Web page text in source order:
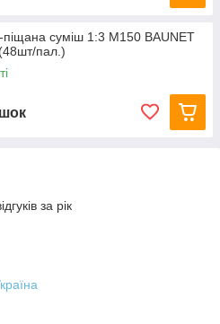
суміш 1:3 М150 BAUNET
пал.)
за рік